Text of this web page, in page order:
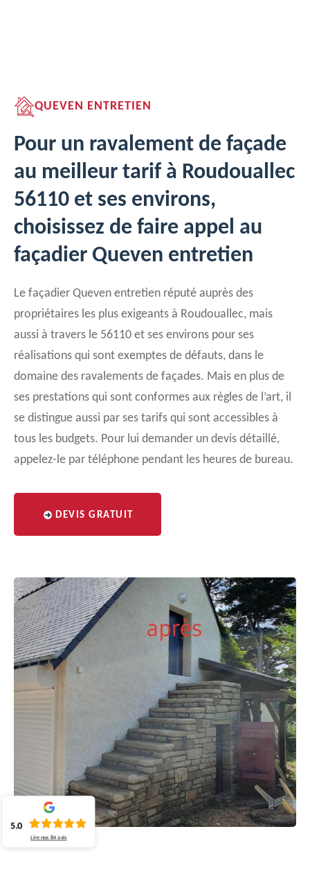
QUEVEN ENTRETIEN
Pour un ravalement de façade
au meilleur tarif à Roudouallec
56110 et ses environs,
choisissez de faire appel au
façadier Queven entretien
Le façadier Queven entretien réputé auprès des
propriétaires les plus exigeants à Roudouallec, mais
aussi à travers le 56110 et ses environs pour ses
réalisations qui sont exemptes de défauts, dans le
domaine des ravalements de façades. Mais en plus de
ses prestations qui sont conformes aux règles de l’art, il
se distingue aussi par ses tarifs qui sont accessibles à
tous les budgets. Pour lui demander un devis détaillé,
appelez-le par téléphone pendant les heures de bureau.
DEVIS GRATUIT
5.0
Lire nos84 avis